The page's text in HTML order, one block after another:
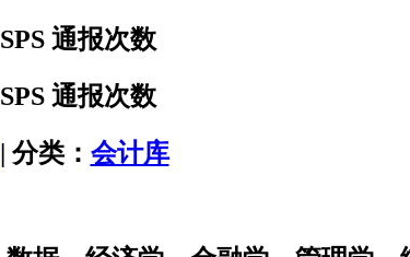
通报次数
通报次数
| 分类： 会计库